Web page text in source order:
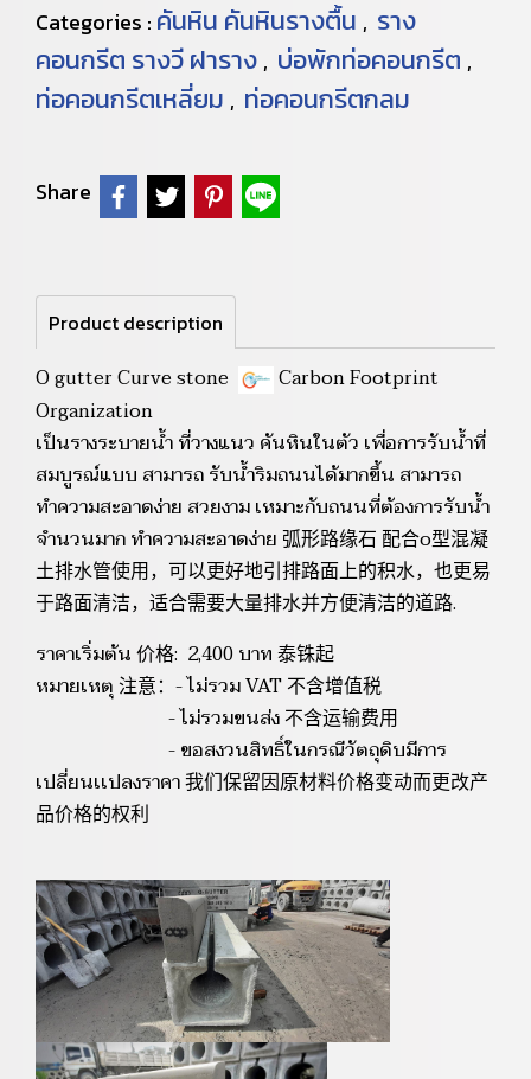
Categories : คันหิน คันหินรางตื้น , ราง
คอนกรีต รางวี ฝาราง , บ่อพักท่อคอนกรีต ,
ท่อคอนกรีตเหลี่ยม , ท่อคอนกรีตกลม
Share
Product description
O gutter Curve stone
Carbon Footprint
Organization
เป็นรางระบายน้ำ ที่วางแนว คันหินในตัว เพื่อการรับน้ำที่
สมบูรณ์แบบ สามารถ รับน้ำริมถนนได้มากขึ้น สามารถ
ทำความสะอาดง่าย สวยงาม เหมาะกับถนนที่ต้องการรับน้ำ
จำนวนมาก ทำความสะอาดง่าย 弧形路缘石 配合o型混凝
土排水管使用，可以更好地引排路面上的积水，也更易
于路面清洁，适合需要大量排水并方便清洁的道路.
ราคาเริ่มต้น 价格: 2,400 บาท 泰铢起
หมายเหตุ 注意：- ไม่รวม VAT 不含增值税
- ไม่รวมขนส่ง 不含运输费用
- ขอสงวนสิทธิ์ในกรณีวัตถุดิบมีการ
เปลี่ยนเเปลงราคา 我们保留因原材料价格变动而更改产
品价格的权利